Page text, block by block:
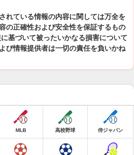
れている情報の内容に関しては万全を
の正確性および安全性を保証するもの
基づいて被ったいかなる損害について
び情報提供者は一切の責任を負いかね
MLB 高校野球 侍ジャパン